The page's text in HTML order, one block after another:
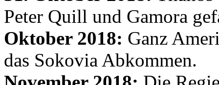
Peter Quill und Gamora
Oktober 2018: Ganz
das Sokovia Abkommen.